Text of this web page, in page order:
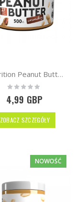
7Nutrition Peanut Butter 500g
Rating:
0%
4,99 GBP
ZOBACZ SZCZEGÓŁY
NOWOŚĆ